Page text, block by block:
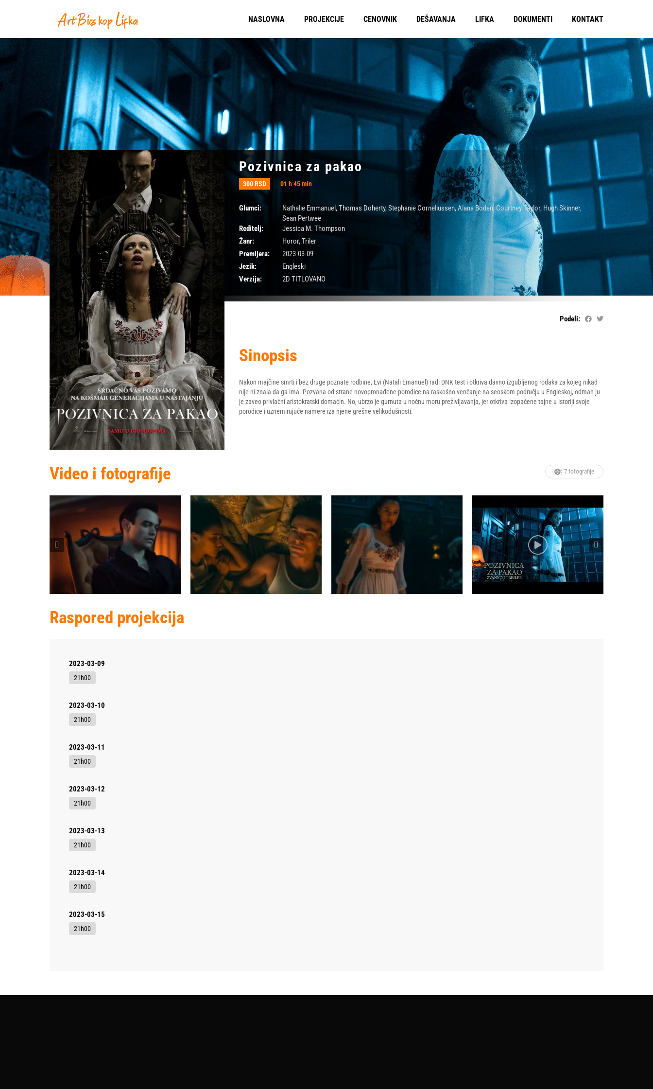
NASLOVNA PROJEKCIJE CENOVNIK DEŠAVANJA LIFKA DOKUMENTI KONTAKT
Pozivnica za pakao
300 RSD 01 h 45 min
Glumci: Nathalie Emmanuel ,Thomas Doherty,Stephanie Corneliussen,Alana Boden,Courtney Taylor, Hugh Skinner,
Sean Pertwee
Reditelj:
Jessica M. Thompson
Žanr:
Horor,Triler
Premijera:
2023-03-09
Jezik:
Engleski
Verzija:
2D TITLOVANO
Podeli:
Sinopsis
Nakon majčine smrti i bez druge poznate rodbine, Evi (Natali Emanuel) radi DNK test i otkriva davno izgubljenog rođaka za kojeg nikad
nije ni znala da ga ima. Pozvana od strane novopronađene porodice na raskošno venčanje na seoskom području u Engleskoj, odmah ju
je zaveo privlačni aristokratski domaćin. No, ubrzo je gurnuta u noćnu moru preživljavanja, jer otkriva izopačene tajne u istoriji svoje
porodice i uznemirujuće namere iza njene grešne velikodušnosti.
Video i fotografije 7 fotografije
Raspored projekcija
2023-03-09
21h00
2023-03-10
21h00
2023-03-11
21h00
2023-03-12
21h00
2023-03-13
21h00
2023-03-14
21h00
2023-03-15
21h00